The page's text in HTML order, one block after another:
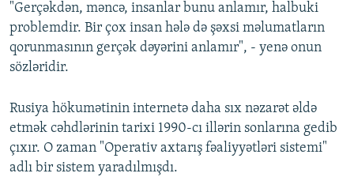
"Gerçəkdən, məncə, insanlar bunu anlamır, halbuki
problemdir. Bir çox insan hələ də şəxsi məlumatların
qorunmasının gerçək dəyərini anlamır", - yenə onun
sözləridir.
Rusiya hökumətinin internetə daha sıx nəzarət əldə
etmək cəhdlərinin tarixi 1990-cı illərin sonlarına gedib
çıxır. O zaman "Operativ axtarış fəaliyyətləri sistemi"
adlı bir sistem yaradılmışdı.